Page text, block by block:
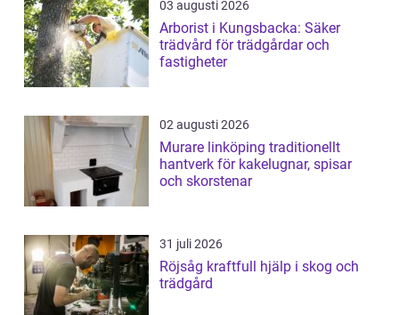
03 augusti 2026
Arborist i Kungsbacka: Säker
trädvård för trädgårdar och
fastigheter
02 augusti 2026
Murare linköping traditionellt
hantverk för kakelugnar, spisar
och skorstenar
31 juli 2026
Röjsåg kraftfull hjälp i skog och
trädgård